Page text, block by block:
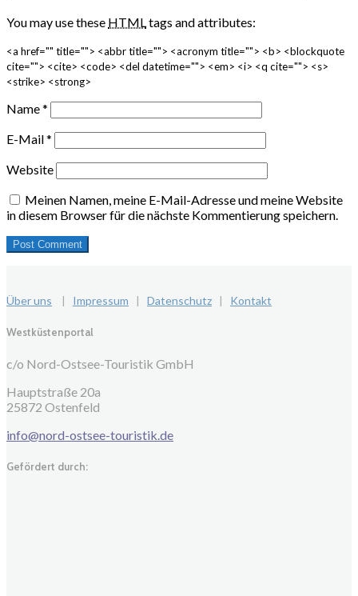
You may use these HTMLtags and attributes:
<a href="" title=""> <abbr title=""> <acronym title=""> <b> <blockquote
cite=""> <cite> <code> <del datetime=""> <em> <i> <q cite=""> <s>
<strike> <strong>
Name*
E-Mail*
Website
Meinen Namen, meine E-Mail-Adresse und meine Website
in diesem Browser für die nächste Kommentierung speichern.
Über uns | Impressum | Datenschutz | Kontakt
Westküstenportal
c/o Nord-Ostsee-Touristik GmbH
Hauptstraße 20a
25872 Ostenfeld
info@nord-ostsee-touristik.de
Gefördert durch: